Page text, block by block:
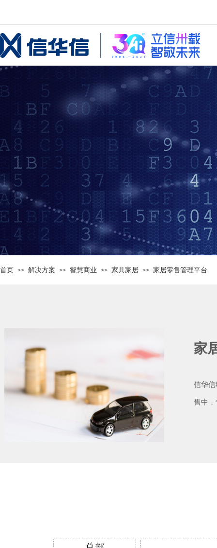
首页 >> 解决方案 >> 智慧商业 >> 家具家居 >> 家居零售管理平台
家
信华
售中